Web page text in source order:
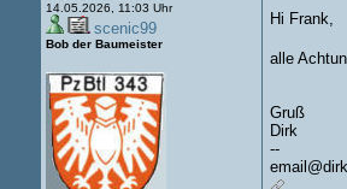
14.05.2026, 11:03 Uhr
scenic99
Bob der Baumeister
Hi Frank,
alle
Gruß
Dirk
--